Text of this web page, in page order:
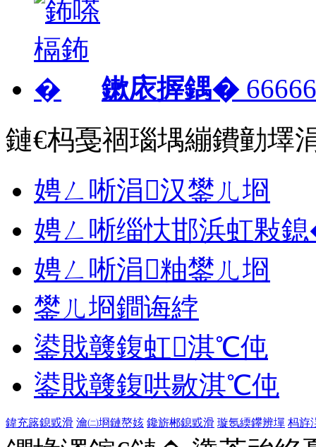
鏉庡搱鍝�
鏈€杩戞祻瑙堣繃鐨勭墿
娉ㄥ唽涓汉鐢ㄦ埛
娉ㄥ唽缁忕邯浜虹敤
娉ㄥ唽涓粙鐢ㄦ埛
鐢ㄦ埛鐧诲綍
鍙戝竷鍑虹淇℃伅
鍙戝竷鍑哄敭淇℃伅
鍏充簬鎴戜滑 瀹㈡埛鏈嶅姟 鑱旂郴鎴戜滑 璇氬緛鑻辨墠 杩斿